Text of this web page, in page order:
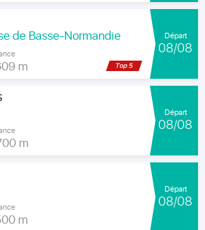
de Basse-Normandie
m
Départ
08/08
m
Départ
08/08
m
Départ
08/08